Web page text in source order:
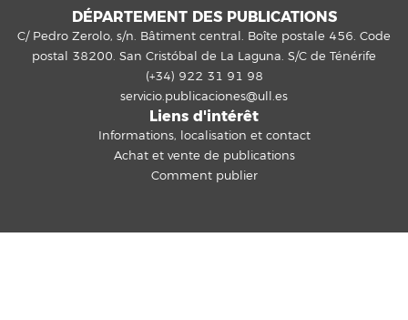
DÉPARTEMENT DES PUBLICATIONS
C/ Pedro Zerolo, s/n. Bâtiment central. Boîte postale 456. Code
postal 38200. San Cristóbal de La Laguna. S/C de Ténérife
(+34) 922 31 91 98
servicio.publicaciones@ull.es
Liens d'intérêt
Informations, localisation et contact
Achat et vente de publications
Comment publier